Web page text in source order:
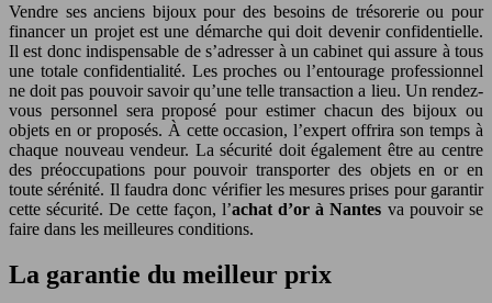
Vendre ses anciens bijoux pour des besoins de trésorerie ou pour
financer un projet est une démarche qui doit devenir confidentielle.
Il est donc indispensable de s’adresser à un cabinet qui assure à tous
une totale confidentialité. Les proches ou l’entourage professionnel
ne doit pas pouvoir savoir qu’une telle transaction a lieu. Un rendez-
vous personnel sera proposé pour estimer chacun des bijoux ou
objets en or proposés. À cette occasion, l’expert offrira son temps à
chaque nouveau vendeur. La sécurité doit également être au centre
des préoccupations pour pouvoir transporter des objets en or en
toute sérénité. Il faudra donc vérifier les mesures prises pour garantir
cette sécurité. De cette façon, l’achat d’or à Nantes va pouvoir se
faire dans les meilleures conditions.
La garantie du meilleur prix